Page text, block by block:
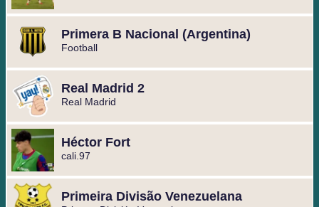
Primera B Nacional (Argentina)
Football
Real Madrid 2
Real Madrid
Héctor Fort
cali.97
Primeira Divisão Venezuelana